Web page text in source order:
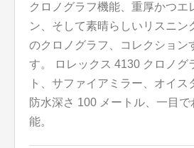
クロノグラフ機能、重厚かつエ
ン、そして素晴らしいリスニン
のクロノグラフ、コレクション
す。 ロレックス 4130 クロノグ
ト、サファイアミラー、オイス
防水深さ 100 メートル、一目
能。